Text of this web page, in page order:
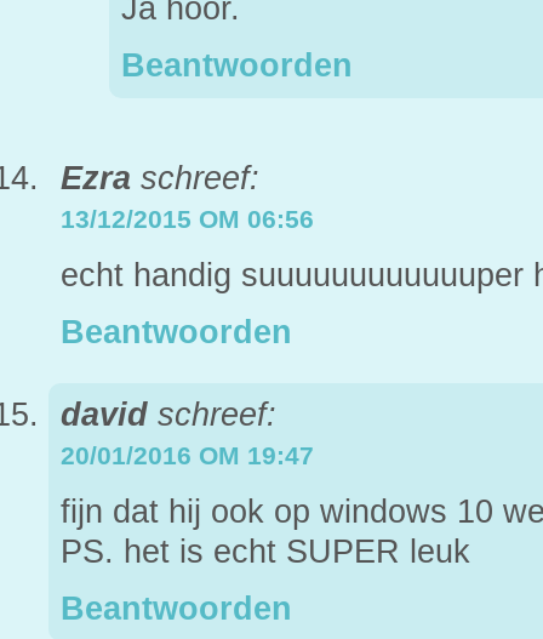
Ja hoor.
Beantwoorden
Ezra schreef:
13/12/2015 OM 06:56
echt handig suuuuuuuuuuuuper
Beantwoorden
david schreef:
20/01/2016 OM 19:47
fijn dat hij ook op windows 10
PS. het is echt SUPER leuk
Beantwoorden